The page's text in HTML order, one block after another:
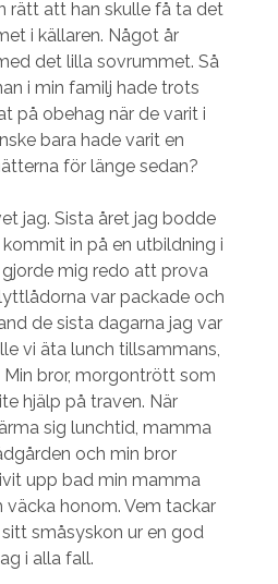
rätt att han skulle få ta det
i källaren. Något år
det lilla sovrummet. Så
i min familj hade trots
på obehag när de varit i
bara hade varit en
för länge sedan?
jag. Sista året jag bodde
in på en utbildning i
mig redo att prova
var packade och
de sista dagarna jag var
vi äta lunch tillsammans,
bror, morgontrött som
hjälp på traven. När
sig lunchtid, mamma
och min bror
upp bad min mamma
honom. Vem tackar
småsyskon ur en god
i alla fall.